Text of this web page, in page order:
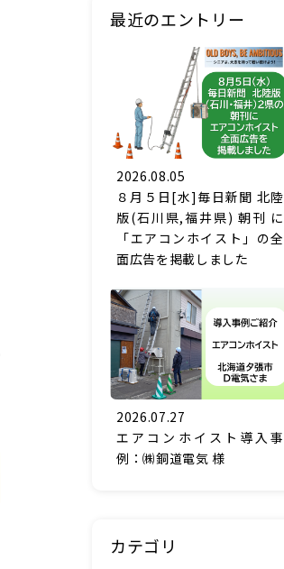
最近のエントリー
2026.08.05
８月５日[水]毎日新聞 北陸
版(石川県,福井県) 朝刊 に
「エアコンホイスト」の全
面広告を掲載しました
2026.07.27
エアコンホイスト導入事
例：㈱銅道電気 様
カテゴリ